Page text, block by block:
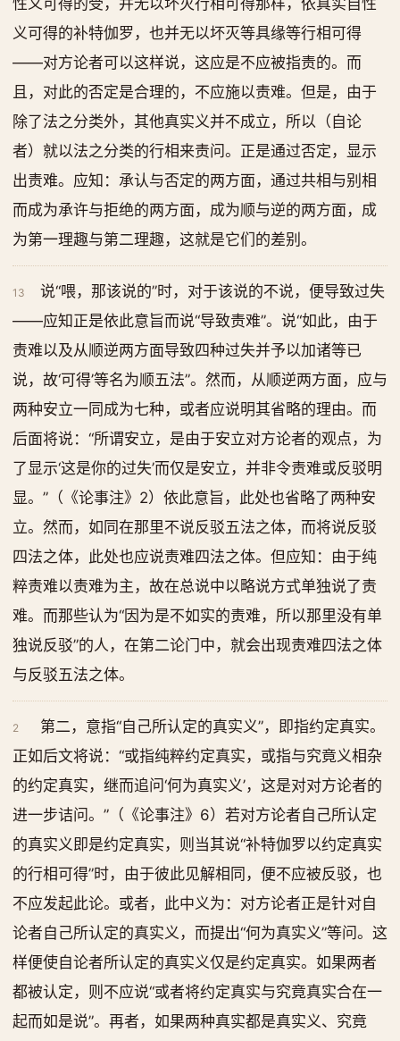
性义可得的受，并无以坏灭行相可得那样，依真实自性
义可得的补特伽罗，也并无以坏灭等具缘等行相可得
——对方论者可以这样说，这应是不应被指责的。而
且，对此的否定是合理的，不应施以责难。但是，由于
除了法之分类外，其他真实义并不成立，所以（自论
者）就以法之分类的行相来责问。正是通过否定，显示
出责难。应知：承认与否定的两方面，通过共相与别相
而成为承许与拒绝的两方面，成为顺与逆的两方面，成
为第一理趣与第二理趣，这就是它们的差别。
13
说“喂，那该说的”时，对于该说的不说，便导致过失
——应知正是依此意旨而说“导致责难”。说“如此，由于
责难以及从顺逆两方面导致四种过失并予以加诸等已
说，故‘可得’等名为顺五法”。然而，从顺逆两方面，应与
两种安立一同成为七种，或者应说明其省略的理由。而
后面将说：“所谓安立，是由于安立对方论者的观点，为
了显示‘这是你的过失’而仅是安立，并非令责难或反驳明
显。”（《论事注》2）依此意旨，此处也省略了两种安
立。然而，如同在那里不说反驳五法之体，而将说反驳
四法之体，此处也应说责难四法之体。但应知：由于纯
粹责难以责难为主，故在总说中以略说方式单独说了责
难。而那些认为“因为是不如实的责难，所以那里没有单
独说反驳”的人，在第二论门中，就会出现责难四法之体
与反驳五法之体。
2
第二，意指“自己所认定的真实义”，即指约定真实。
正如后文将说：“或指纯粹约定真实，或指与究竟义相杂
的约定真实，继而追问‘何为真实义’，这是对对方论者的
进一步诘问。”（《论事注》6）若对方论者自己所认定
的真实义即是约定真实，则当其说“补特伽罗以约定真实
的行相可得”时，由于彼此见解相同，便不应被反驳，也
不应发起此论。或者，此中义为：对方论者正是针对自
论者自己所认定的真实义，而提出“何为真实义”等问。这
样便使自论者所认定的真实义仅是约定真实。如果两者
都被认定，则不应说“或者将约定真实与究竟真实合在一
起而如是说”。再者，如果两种真实都是真实义、究竟